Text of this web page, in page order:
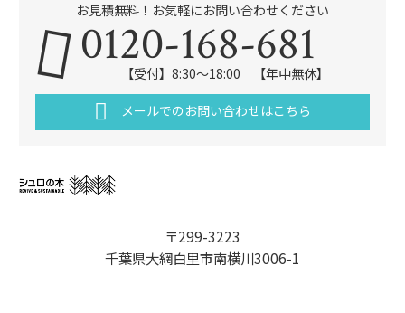
〒299-3223
千葉県大網白里市南横川3006-1
お見積無料！お気軽にお問い合わせください
0120-168-681
【受付】8:30～18:00 【年中無休】
メールでのお問い合わせはこちら